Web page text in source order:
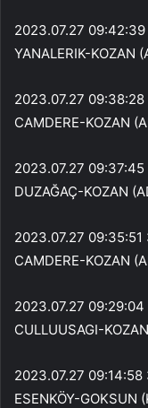
2023.07.27
YANALERIK-KOZAN
2023.07.27
CAMDERE-KOZAN
2023.07.27
DUZAĞAÇ-KOZAN
2023.07.27
CAMDERE-KOZAN
2023.07.27
CULLUUSAGI-
2023.07.27
ESENKÖY-GOKSUN